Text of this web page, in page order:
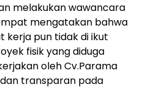
melakukan wawancara
mengatakan bahwa
kerja pun tidak di ikut
fisik yang diduga
oleh Cv.Parama
transparan pada